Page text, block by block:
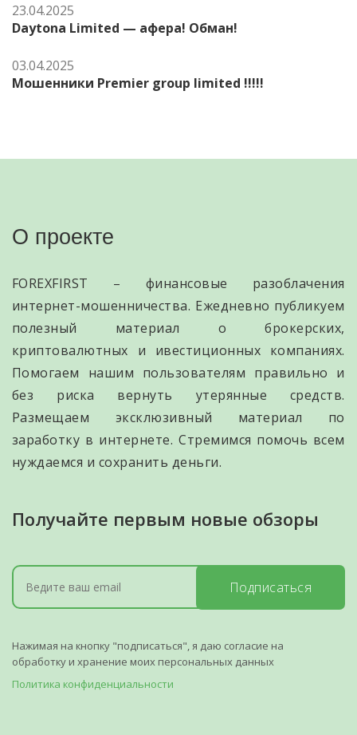
23.04.2025
Daytona Limited — афера! Обман!
03.04.2025
Мошенники Premier group limited !!!!!
О проекте
FOREXFIRST – финансовые разоблачения
интернет-мошенничества. Ежедневно публикуем
полезный материал о брокерских,
криптовалютных и ивестиционных компаниях.
Помогаем нашим пользователям правильно и
без риска вернуть утерянные средств.
Размещаем эксклюзивный материал по
заработку в интернете. Стремимся помочь всем
нуждаемся и сохранить деньги.
Получайте первым новые обзоры
Подписаться
Нажимая на кнопку "подписаться", я даю согласие на
обработку и хранение моих персональных данных
Политика конфиденциальности